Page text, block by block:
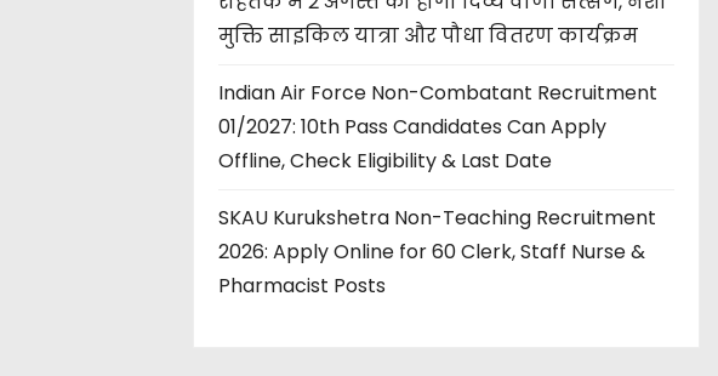
मुक्ति साइकिल यात्रा और पौधा वितरण कार्यक्रम
Indian Air Force Non-Combatant Recruitment
01/2027: 10th Pass Candidates Can Apply
Offline, Check Eligibility & Last Date
SKAU Kurukshetra Non-Teaching Recruitment
2026: Apply Online for 60 Clerk, Staff Nurse &
Pharmacist Posts